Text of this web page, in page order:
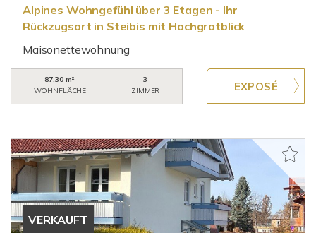
Alpines Wohngefühl über 3 Etagen - Ihr
Rückzugsort in Steibis mit Hochgratblick
Maisonettewohnung
87,30 m²
WOHNFLÄCHE
3
ZIMMER
VERKAUFT